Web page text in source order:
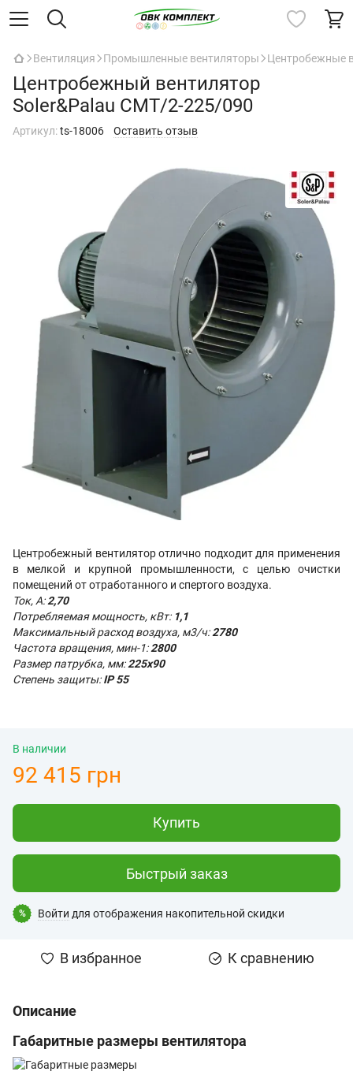
Вентиляция Промышленные вентиляторы Центробежные
Центробежный вентилятор
Soler&Palau CMT/2-225/090
Артикул:ts-18006 Оставить отзыв
Центробежный вентилятор отлично подходит для применения
в мелкой и крупной промышленности, с целью очистки
помещений от отработанного и спертого воздуха.
Ток, А:2,70
Потребляемая мощность, кВт: 1,1
Максимальный расход воздуха, м3/ч:2780
Частота вращения, мин-1:2800
Размер патрубка, мм:225х90
Степень защиты:IP 55
В наличии
92 415 грн
Купить
Быстрый заказ
% Войти для отображения накопительной скидки
В избранное К сравнению
Описание
Габаритные размеры вентилятора